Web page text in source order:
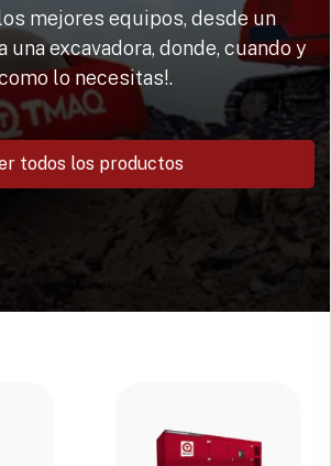
mejores equipos, desde un
una excavadora, donde, cuando y
lo necesitas!.
todos los productos